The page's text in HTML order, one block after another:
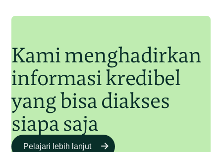
Kami menghadirkan
informasi kredibel
yang bisa diakses
siapa saja
Pelajari lebih lanjut